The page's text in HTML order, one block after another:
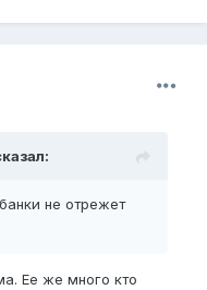
не отрежет
Ее же много кто